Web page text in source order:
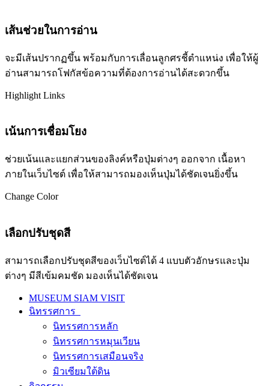
เส้นช่วยในการอ่าน
จะมีเส้นปรากฏขึ้น พร้อมกับการเลื่อนลูกศรชี้ตำแหน่ง เพื่อให้ผู้
อ่านสามารถโฟกัสข้อความที่ต้องการอ่านได้สะดวกขึ้น
Highlight Links
เน้นการเชื่อมโยง
ช่วยเน้นและแยกส่วนของลิงค์หรือปุ่มต่างๆ ออกจาก เนื้อหา
ภายในเว็บไซต์ เพื่อให้สามารถมองเห็นปุ่มได้ชัดเจนยิ่งขึ้น
Change Color
เลือกปรับชุดสี
สามารถเลือกปรับชุดสีของเว็บไซต์ได้ 4 แบบตัวอักษรและปุ่ม
ต่างๆ มีสีเข้มคมชัด มองเห็นได้ชัดเจน
MUSEUM SIAM VISIT
นิทรรศการ
นิทรรศการหลัก
นิทรรศการหมุนเวียน
นิทรรศการเสมือนจริง
มิวเซียมใต้ดิน